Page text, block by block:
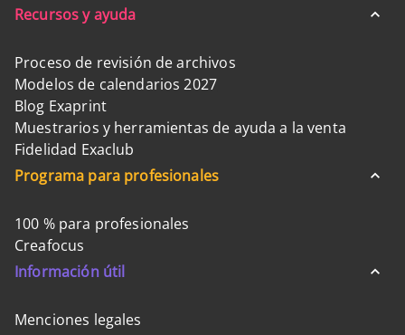
Recursos y ayuda
Proceso de revisión de archivos
Modelos de calendarios 2027
Blog Exaprint
Muestrarios y herramientas de ayuda a la venta
Fidelidad Exaclub
Programa para profesionales
100 % para profesionales
Creafocus
Información útil
Menciones legales